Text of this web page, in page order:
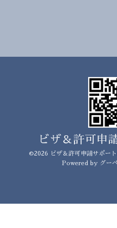
ビザ＆許可申
©2026 ビザ＆許可申請サポー
Powered by グー